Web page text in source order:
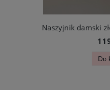
Naszyjnik damski
Do